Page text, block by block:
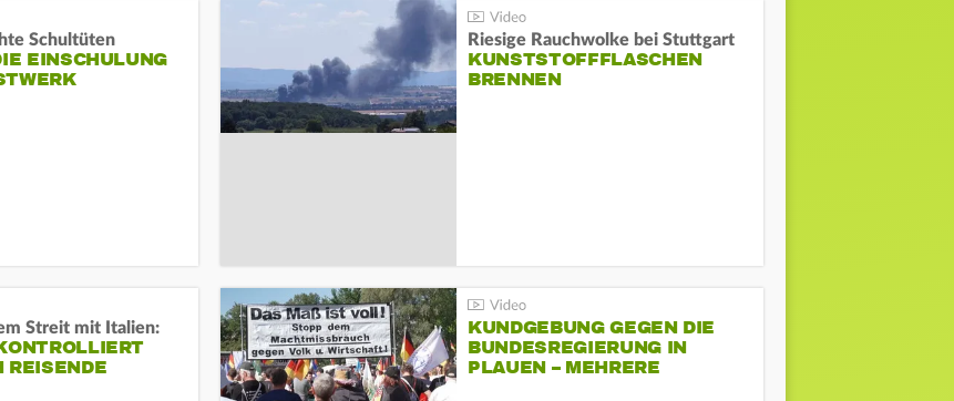
Schultüten
EINSCHULUNG
Riesige Rauchwolke bei Stuttgart
KUNSTSTOFFFLASCHEN
BRENNEN
Streit mit Italien:
REISENDE
KUNDGEBUNG GEGEN DIE
BUNDESREGIERUNG IN
PLAUEN – MEHRERE